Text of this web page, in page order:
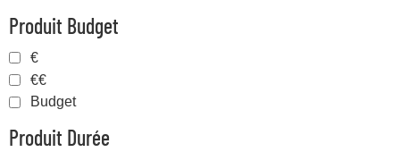
Produit Budget
€
€€
Budget
Produit Durée